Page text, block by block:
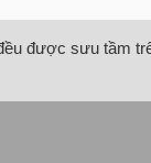
được sưu tầm